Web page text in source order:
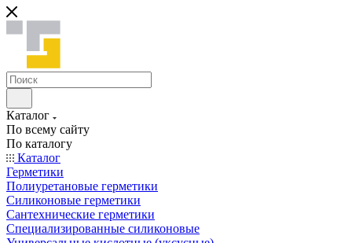
Каталог
По всему сайту
По каталогу
Каталог
Герметики
Полиуретановые герметики
Силиконовые герметики
Сантехнические герметики
Специализированные силиконовые